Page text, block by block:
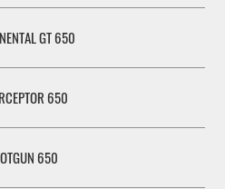
GT 650
650
650